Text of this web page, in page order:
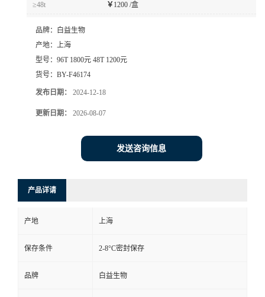
≥48t ￥ 1200 /盒
品牌：
白益生物
产地： 上海
型号： 96T 1800元 48T 1200元
货号： BY-F46174
发布日期： 2024-12-18
更新日期： 2026-08-07
发送咨询信息
产品详请
产地 上海
保存条件 2-8°C密封保存
品牌 白益生物